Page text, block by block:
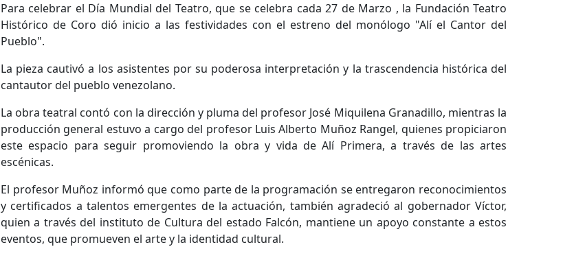
Para celebrar el Día Mundial del Teatro, que se celebra cada 27 de Marzo , la Fundación Teatro
Histórico de Coro dió inicio a las festividades con el estreno del monólogo "Alí el Cantor del
Pueblo".
La pieza cautivó a los asistentes por su poderosa interpretación y la trascendencia histórica del
cantautor del pueblo venezolano.
La obra teatral contó con la dirección y pluma del profesor José Miquilena Granadillo, mientras la
producción general estuvo a cargo del profesor Luis Alberto Muñoz Rangel, quienes propiciaron
este espacio para seguir promoviendo la obra y vida de Alí Primera, a través de las artes
escénicas.
El profesor Muñoz informó que como parte de la programación se entregaron reconocimientos
y certificados a talentos emergentes de la actuación, también agradeció al gobernador Víctor,
quien a través del instituto de Cultura del estado Falcón, mantiene un apoyo constante a estos
eventos, que promueven el arte y la identidad cultural.